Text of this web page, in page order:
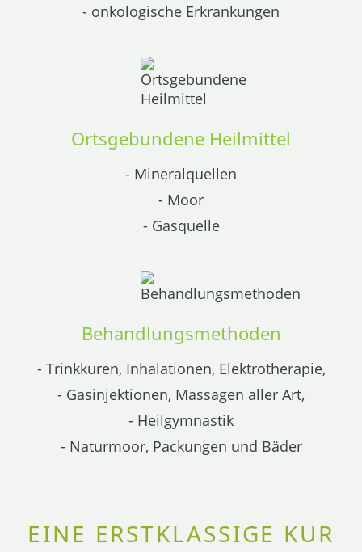
- onkologische Erkrankungen
Ortsgebundene Heilmittel
- Mineralquellen
- Moor
- Gasquelle
Behandlungsmethoden
- Trinkkuren, Inhalationen, Elektrotherapie,
- Gasinjektionen, Massagen aller Art,
- Heilgymnastik
- Naturmoor, Packungen und Bäder
EINE ERSTKLASSIGE KUR